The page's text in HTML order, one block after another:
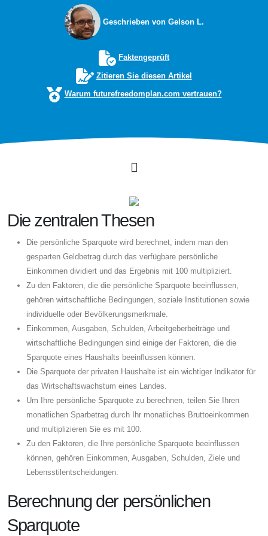
Geschrieben von Gelson L.
Faktengeprüft
Zitieren Sie diesen Artikel
Warum futurefreedomplan.com vertrauen?
Die zentralen Thesen
Die persönliche Sparquote wird berechnet, indem man den
gesparten Geldbetrag durch das verfügbare persönliche
Einkommen dividiert und das Ergebnis mit 100 multipliziert.
Zu den Faktoren, die die persönliche Sparquote beeinflussen,
gehören wirtschaftliche Bedingungen, soziale Institutionen sowie
individuelle oder Bevölkerungsmerkmale.
Einkommen, Ausgaben, Schulden, Arbeitgeberbeiträge und
wirtschaftliche Bedingungen sind einige der Faktoren, die die
Sparquote eines Haushalts beeinflussen können.
Die Sparquote der privaten Haushalte ist ein wichtiger Indikator für
das Wirtschaftswachstum eines Landes.
Um Ihre persönliche Sparquote zu berechnen, teilen Sie Ihren
monatlichen Sparbetrag durch Ihr monatliches Bruttoeinkommen
und multiplizieren Sie es mit 100.
Zu den Faktoren, die Ihre persönliche Sparquote beeinflussen
können, gehören Einkommen, Ausgaben, Schulden, Ziele und
Lebensstilentscheidungen.
Berechnung der persönlichen
Sparquote